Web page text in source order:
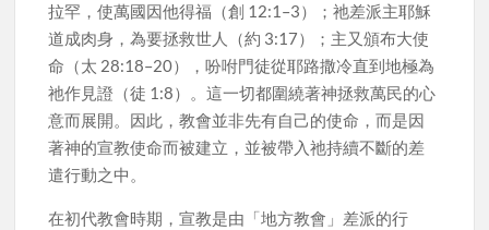
拉罕，使萬國因他得福（創 12:1–3）；祂差派主耶穌
道成肉身，為要拯救世人（約 3:17）；主又頒布大使
命（太 28:18–20），吩咐門徒從耶路撒冷直到地極為
祂作見證（徒 1:8）。這一切都圍繞著神拯救萬民的心
意而展開。因此，教會並非先有自己的使命，而是因
著神的宣教使命而被建立，並被帶入祂持續不斷的差
遣行動之中。
在初代教會時期，宣教是由「地方教會」差派的行